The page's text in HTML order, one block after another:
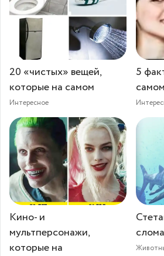
20 «чистых» вещей,
которые на самом
Интересное
5
Кино- и
мультперсонажи,
которые на